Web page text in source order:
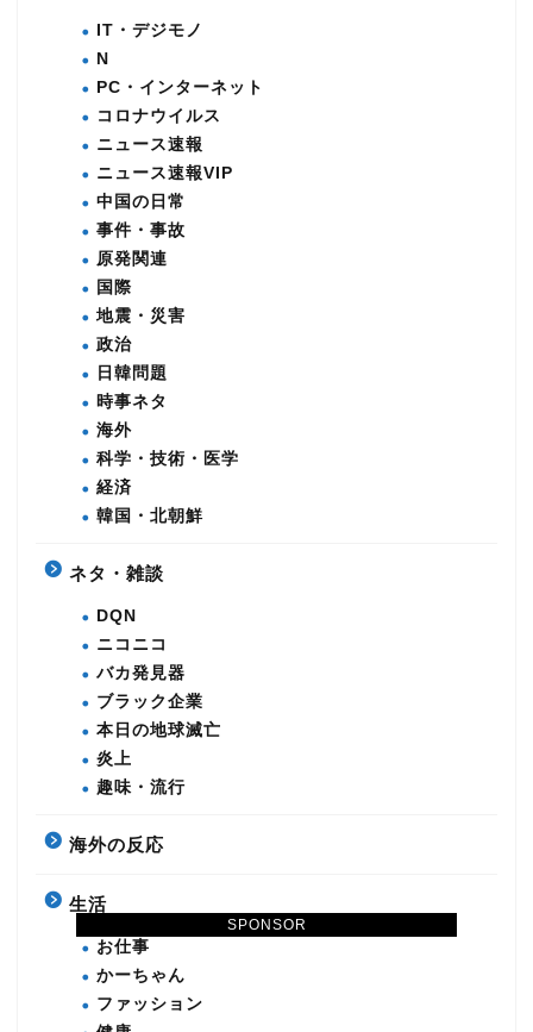
SPONSOR
IT・デジモノ
N
PC・インターネット
コロナウイルス
ニュース速報
ニュース速報VIP
中国の日常
事件・事故
原発関連
国際
地震・災害
政治
日韓問題
時事ネタ
海外
科学・技術・医学
経済
韓国・北朝鮮
ネタ・雑談
DQN
ニコニコ
バカ発見器
ブラック企業
本日の地球滅亡
炎上
趣味・流行
海外の反応
生活
お仕事
かーちゃん
ファッション